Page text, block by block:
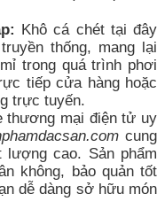
Khô cá chét tại đây
thống, mang lại
trong quá trình phơi
tiếp cửa hàng hoặc
trực tuyến.
thương mại điện tử uy
cung
cao. Sản phẩm
không, bảo quản tốt
dễ dàng sở hữu món